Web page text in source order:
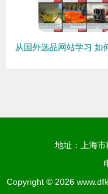
地址：上海
Copyright © 2026